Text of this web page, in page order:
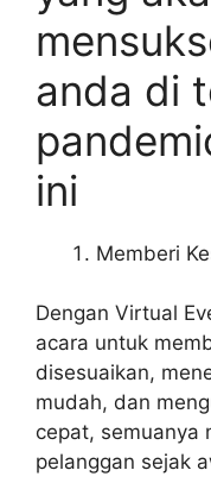
anda di
ini
Memberi
Dengan Virtual
acara untuk
disesuaikan,
mudah, dan
cepat, semuanya
pelanggan sejak